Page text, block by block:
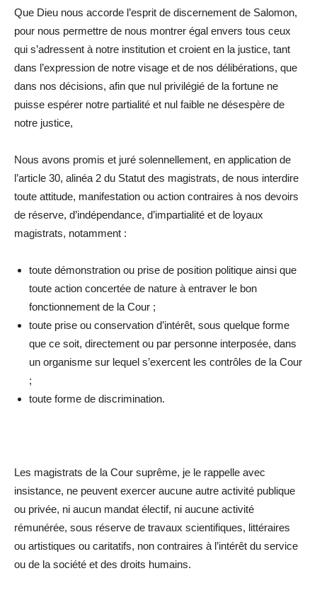
Que Dieu nous accorde l’esprit de discernement de Salomon,
pour nous permettre de nous montrer égal envers tous ceux
qui s’adressent à notre institution et croient en la justice, tant
dans l’expression de notre visage et de nos délibérations, que
dans nos décisions, afin que nul privilégié de la fortune ne
puisse espérer notre partialité et nul faible ne désespère de
notre justice,
Nous avons promis et juré solennellement, en application de
l’article 30, alinéa 2 du Statut des magistrats, de nous interdire
toute attitude, manifestation ou action contraires à nos devoirs
de réserve, d’indépendance, d’impartialité et de loyaux
magistrats, notamment :
toute démonstration ou prise de position politique ainsi que
toute action concertée de nature à entraver le bon
fonctionnement de la Cour ;
toute prise ou conservation d’intérêt, sous quelque forme
que ce soit, directement ou par personne interposée, dans
un organisme sur lequel s’exercent les contrôles de la Cour
;
toute forme de discrimination.
Les magistrats de la Cour suprême, je le rappelle avec
insistance, ne peuvent exercer aucune autre activité publique
ou privée, ni aucun mandat électif, ni aucune activité
rémunérée, sous réserve de travaux scientifiques, littéraires
ou artistiques ou caritatifs, non contraires à l’intérêt du service
ou de la société et des droits humains.